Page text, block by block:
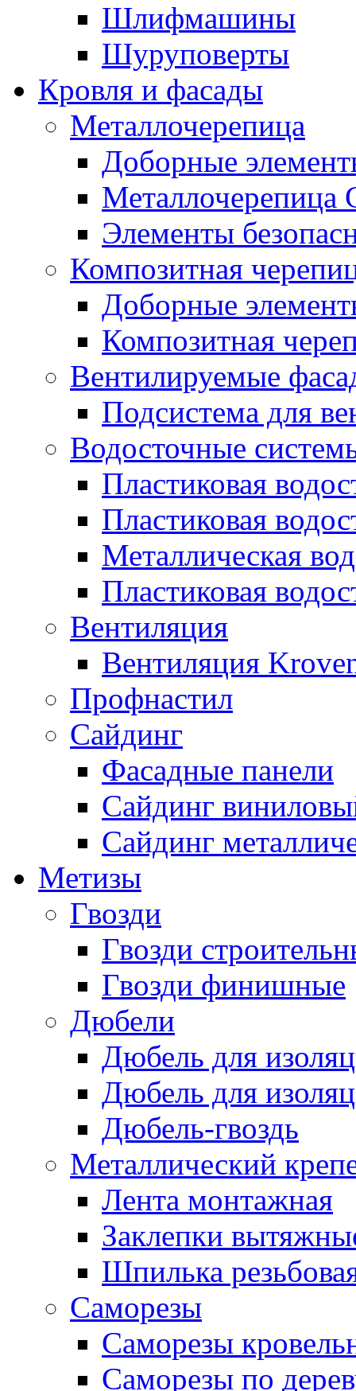
Шлифмашины
Шуруповерты
Кровля и фасады
Металлочерепица
Доборные
Металлочерепица
Элементы
Композитная
Доборные
Композитная
Вентилируемые
Подсистема для
Водосточные
Пластиковая
Пластиковая
Металлическая
Пластиковая
Вентиляция
Вентиляция
Профнастил
Сайдинг
Фасадные панели
Сайдинг
Сайдинг
Метизы
Гвозди
Гвозди
Гвозди финишные
Дюбели
Дюбель для
Дюбель для
Дюбель-гвоздь
Металлический
Лента монтажная
Заклепки
Шпилька
Саморезы
Саморезы
Саморезы по